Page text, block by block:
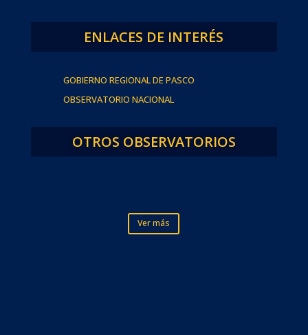
ENLACES DE INTERÉS
GOBIERNO REGIONAL DE PASCO
OBSERVATORIO NACIONAL
OTROS OBSERVATORIOS
Ver más